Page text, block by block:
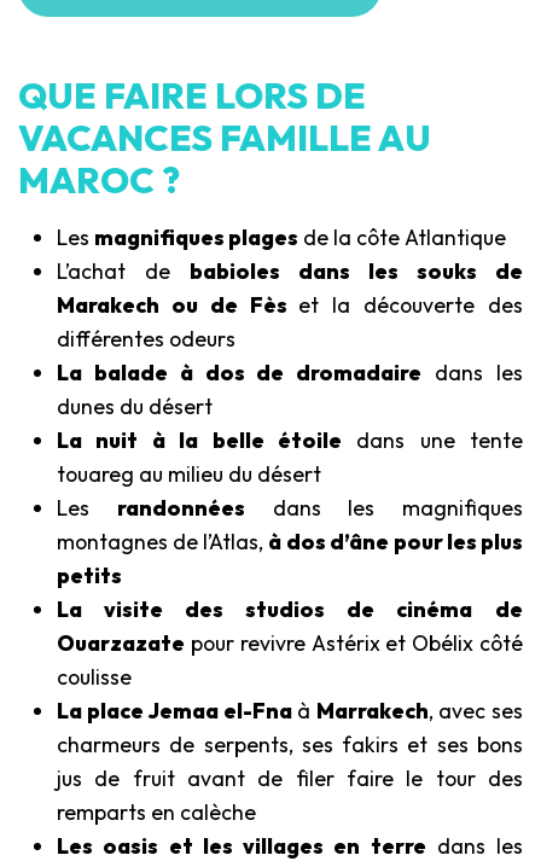
QUE FAIRE LORS DE
VACANCES FAMILLE AU
MAROC ?
Les magnifiques plages de la côte Atlantique
L’achat de babioles dans les souks de
Marakech ou de Fès et la découverte des
différentes odeurs
La balade à dos de dromadaire dans les
dunes du désert
La nuit à la belle étoile dans une tente
touareg au milieu du désert
Les randonnées dans les magnifiques
montagnes de l’Atlas, à dos d’âne pour les plus
petits
La visite des studios de cinéma
de
Ouarzazate pour revivre Astérix et Obélix côté
coulisse
La place Jemaa el-Fnaà Marrakech, avec ses
charmeurs de serpents, ses fakirs et ses bons
jus de fruit avant de filer faire le tour des
remparts en calèche
Les oasis et les villages en terre dans les